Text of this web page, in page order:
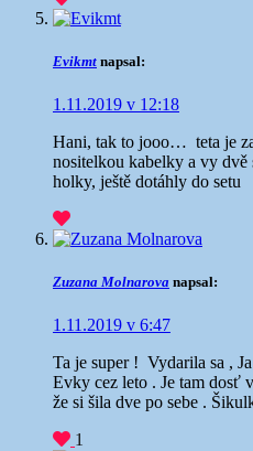
Evikmt napsal:
1.11.2019 v 12:18
Hani, tak to jooo… teta je
nositelkou kabelky a vy
holky, ještě dotáhly do setu
Zuzana Molnarova napsal:
1.11.2019 v 6:47
Ta je super ! Vydarila sa ,
Evky cez leto . Je tam dosť
že si šila dve po sebe .
1